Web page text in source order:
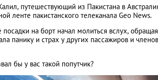
путешествующий из Пакистана в
ленте пакистанского телеканала Geo News.
на борт начал молиться вслух,
панику и страх у других пассажиров и
бы у вас такой попутчик?